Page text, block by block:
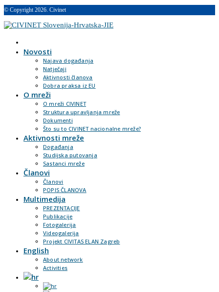
© Copyright 2026. Civinet
Novosti
Najava događanja
Natječaji
Aktivnosti članova
Dobra praksa iz EU
O mreži
O mreži CIVINET
Struktura upravljanja mreže
Dokumenti
Što su to CIVINET nacionalne mreže?
Aktivnosti mreže
Događanja
Studijska putovanja
Sastanci mreže
Članovi
Članovi
POPIS ČLANOVA
Multimedija
PREZENTACIJE
Publikacije
Fotogalerija
Videogalerija
Projekt CIVITAS ELAN Zagreb
English
About network
Activities